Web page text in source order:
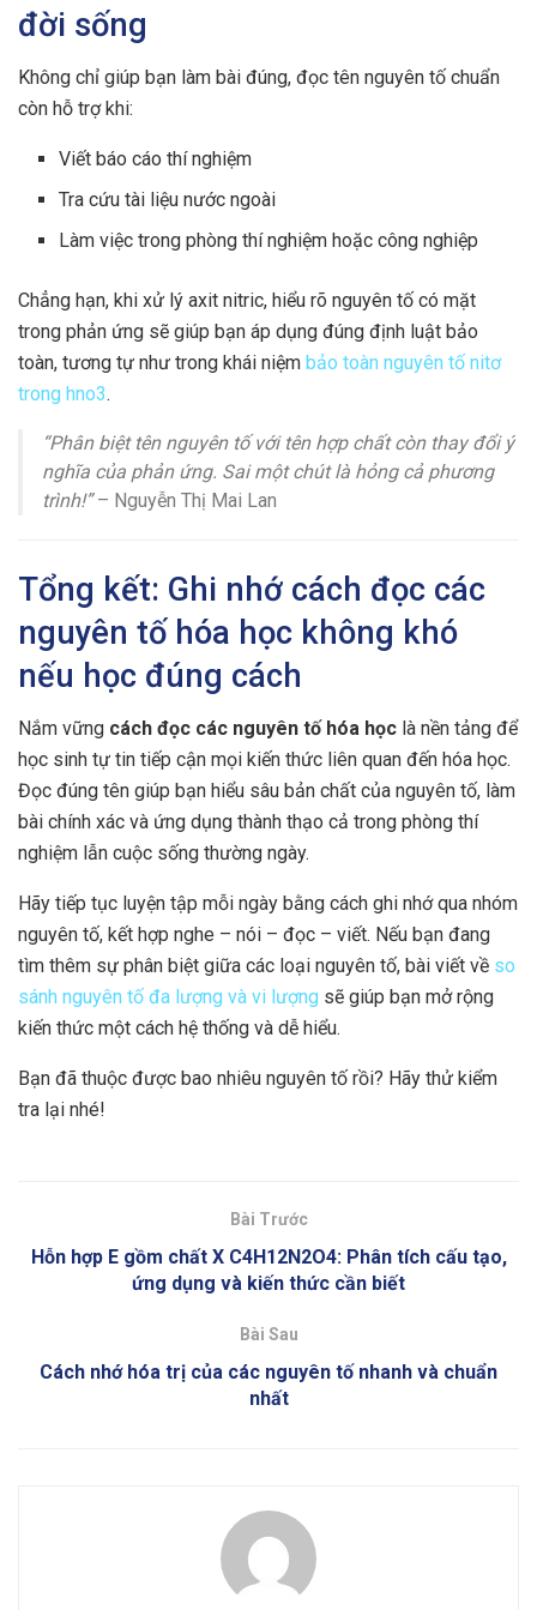
đời sống
Không chỉ giúp bạn làm bài đúng, đọc tên nguyên tố chuẩn
còn hỗ trợ khi:
Viết báo cáo thí nghiệm
Tra cứu tài liệu nước ngoài
Làm việc trong phòng thí nghiệm hoặc công nghiệp
Chẳng hạn, khi xử lý axit nitric, hiểu rõ nguyên tố có mặt
trong phản ứng sẽ giúp bạn áp dụng đúng định luật bảo
toàn, tương tự như trong khái niệm bảo toàn nguyên tố nitơ
trong hno3.
“Phân biệt tên nguyên tố với tên hợp chất còn thay đổi ý
nghĩa của phản ứng. Sai một chút là hỏng cả phương
trình!”– Nguyễn Thị Mai Lan
Tổng kết: Ghi nhớ cách đọc các
nguyên tố hóa học không khó
nếu học đúng cách
Nắm vững cách đọc các nguyên tố hóa học là nền tảng để
học sinh tự tin tiếp cận mọi kiến thức liên quan đến hóa học.
Đọc đúng tên giúp bạn hiểu sâu bản chất của nguyên tố, làm
bài chính xác và ứng dụng thành thạo cả trong phòng thí
nghiệm lẫn cuộc sống thường ngày.
Hãy tiếp tục luyện tập mỗi ngày bằng cách ghi nhớ qua nhóm
nguyên tố, kết hợp nghe – nói – đọc – viết. Nếu bạn đang
tìm thêm sự phân biệt giữa các loại nguyên tố, bài viết về so
sánh nguyên tố đa lượng và vi lượng sẽ giúp bạn mở rộng
kiến thức một cách hệ thống và dễ hiểu.
Bạn đã thuộc được bao nhiêu nguyên tố rồi? Hãy thử kiểm
tra lại nhé!
Bài Trước
Hỗn hợp E gồm chất X C4H12N2O4: Phân tích cấu tạo,
ứng dụng và kiến thức cần biết
Bài Sau
Cách nhớ hóa trị của các nguyên tố nhanh và chuẩn
nhất